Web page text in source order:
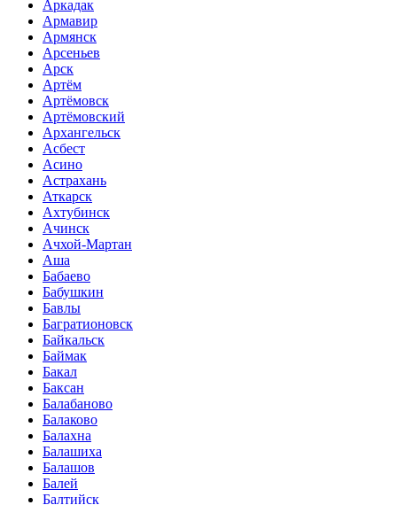
Аркадак
Армавир
Армянск
Арсеньев
Арск
Артём
Артёмовск
Артёмовский
Архангельск
Асбест
Асино
Астрахань
Аткарск
Ахтубинск
Ачинск
Ачхой-Мартан
Аша
Бабаево
Бабушкин
Бавлы
Багратионовск
Байкальск
Баймак
Бакал
Баксан
Балабаново
Балаково
Балахна
Балашиха
Балашов
Балей
Балтийск